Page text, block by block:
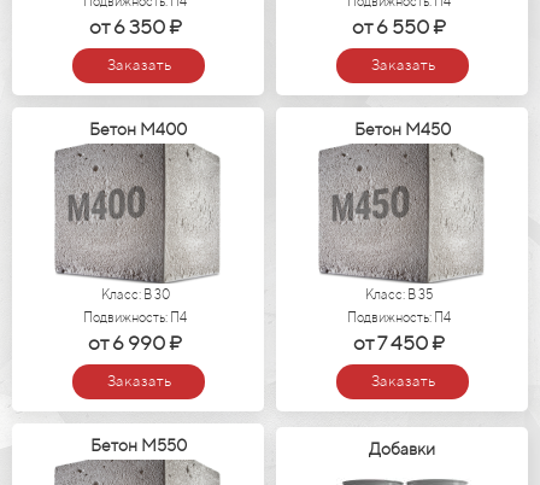
от 6 350 ₽
Заказать
от 6 550 ₽
Заказать
Бетон М400
Класс: В 30
Подвижность: П4
от 6 990 ₽
Заказать
Бетон М450
Класс: В 35
Подвижность: П4
от 7 450 ₽
Заказать
Бетон М550 Добавки